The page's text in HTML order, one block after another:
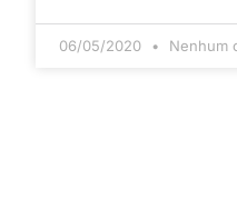
06/05/2020 Nenhum